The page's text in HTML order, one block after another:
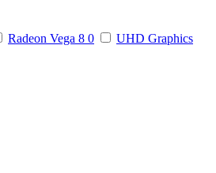
Radeon Vega 8 0
UHD Graphics